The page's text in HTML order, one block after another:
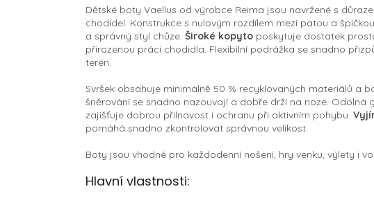
Dětské boty Vaellus od výrobce Reima jsou navržené s
chodidel. Konstrukce s nulovým rozdílem mezi patou a
a správný styl chůze. Široké kopyto poskytuje dostatek
přirozenou práci chodidla. Flexibilní podrážka se snadno
terén.
Svršek obsahuje minimálně 50 % recyklovaných materiálů a
šněrování se snadno nazouvají a dobře drží na noze. Odolná
zajišťuje dobrou přilnavost i ochranu při aktivním pohybu.
pomáhá snadno zkontrolovat správnou velikost.
Boty jsou vhodné pro každodenní nošení, hry venku, výlety i
Hlavní vlastnosti: